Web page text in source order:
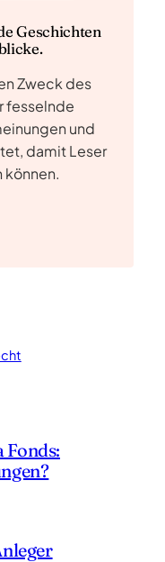
Geschichten
Zweck des
fesselnde
und
damit Leser
können.
Fonds: